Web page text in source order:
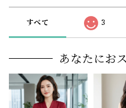
すべて 3
あなたにお